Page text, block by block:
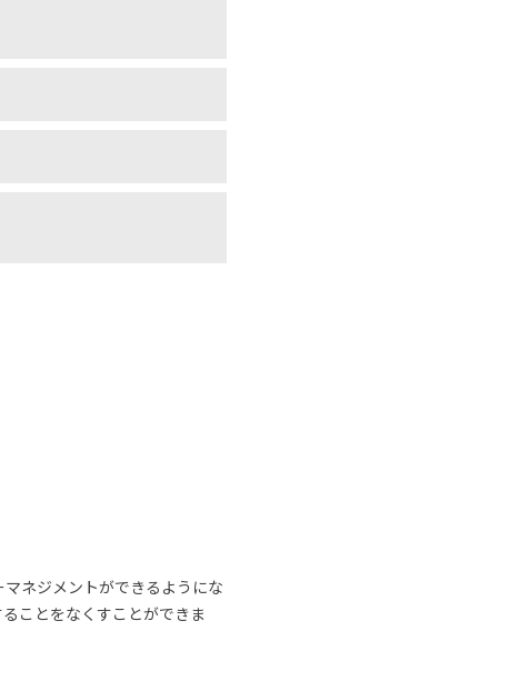
ネジメントができるようにな
ことをなくすことができま